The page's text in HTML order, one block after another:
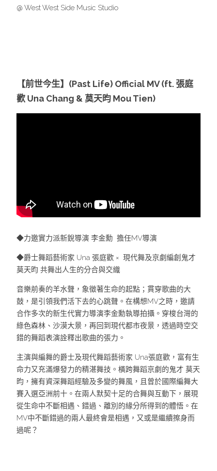
@ West West Side Music Studio
【前世今生】(Past Life) Official MV (ft. 張庭
歡 Una Chang & 莫天昀 Mou Tien)
◆力邀實力派新銳導演 李金勳  擔任MV導演
◆爵士舞蹈藝術家 Una 張庭歡 ×  現代舞及京劇編創鬼才
莫天昀 共舞出人生的分合與交織
音樂前奏的羊水聲，象徵著生命的起點；貫穿歌曲的大
鼓，是引領我們活下去的心跳聲。在構想MV之時，邀請
合作多次的新生代實力導演李金勳執導拍攝。穿梭台灣的
綠色森林、沙漠大景，再回到現代都市夜景，透過時空交
錯的舞蹈表演詮釋出歌曲的張力。
主演與編舞的爵士及現代舞蹈藝術家 Una張庭歡，富有生
命力又充滿爆發力的精湛舞技。橫跨舞蹈京劇的鬼才 莫天
昀，擁有資深舞蹈經驗及多變的舞風，且曾於國際編舞大
賽入選亞洲前十。在兩人默契十足的合舞與互動下，展現
從生命中不斷相遇、錯過、離別的緣分所得到的體悟。在
MV中不斷錯過的兩人最終會是相遇，又或是繼續擦身而
過呢？